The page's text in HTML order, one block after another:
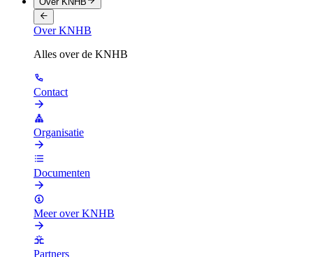
Over KNHB
Alles over de KNHB
Contact
Organisatie
Documenten
Meer over KNHB
Partners